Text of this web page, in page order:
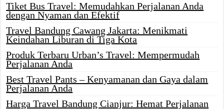
Tiket Bus Travel: Memudahkan Perjalanan Anda
dengan Nyaman dan Efektif
Travel Bandung Cawang Jakarta: Menikmati
Keindahan Liburan di Tiga Kota
Produk Terbaru Urban’s Travel: Mempermudah
Perjalanan Anda
Best Travel Pants – Kenyamanan dan Gaya dalam
Perjalanan Anda
Harga Travel Bandung Cianjur: Hemat Perjalanan